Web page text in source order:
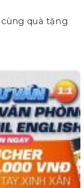
quà tặng